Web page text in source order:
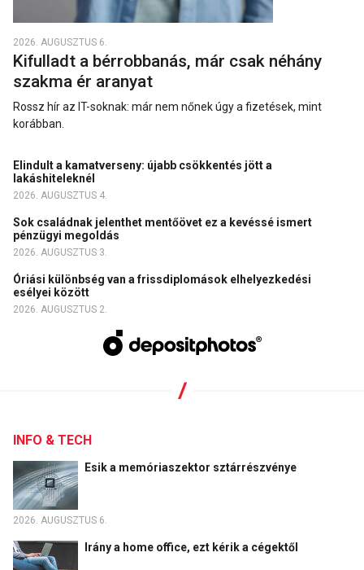
2026. AUGUSZTUS 6.
Kifulladt a bérrobbanás, már csak néhány
szakma ér aranyat
Rossz hír az IT-soknak: már nem nőnek úgy a fizetések, mint
korábban.
Elindult a kamatverseny: újabb csökkentés jött a
lakáshiteleknél
2026. AUGUSZTUS 4.
Sok családnak jelenthet mentőövet ez a kevéssé ismert
pénzügyi megoldás
2026. AUGUSZTUS 3.
Óriási különbség van a frissdiplomások elhelyezkedési
esélyei között
2026. AUGUSZTUS 2.
INFO & TECH
Esik a memóriaszektor sztárrészvénye
2026. AUGUSZTUS 6.
Irány a home office, ezt kérik a cégektől